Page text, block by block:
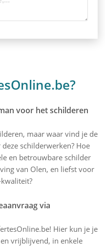
voor het schilderen
maar waar vind je de
schilderwerken? Hoe
en betrouwbare schilder
van Olen, en liefst voor
via
Hier kun je je
vrijblijvend, in enkele